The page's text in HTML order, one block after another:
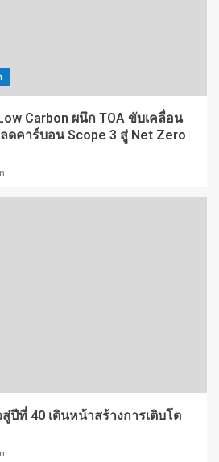
Carbon ผนึก TOA ขับเคลื่อน
ลดคาร์บอน Scope 3 สู่ Net Zero
ปีที่ 40 เดินหน้าสร้างการเติบโต